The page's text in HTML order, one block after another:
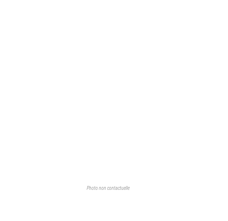
Photo non contactuelle